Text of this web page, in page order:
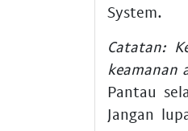
System.
Catatan:
keamanan
Pantau
Jangan